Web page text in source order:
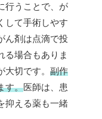
行うことで、が
して手術しやす
ん剤は点滴で投
る場合もありま
切です。 副作
す。医師は、患
抑える薬も一緒